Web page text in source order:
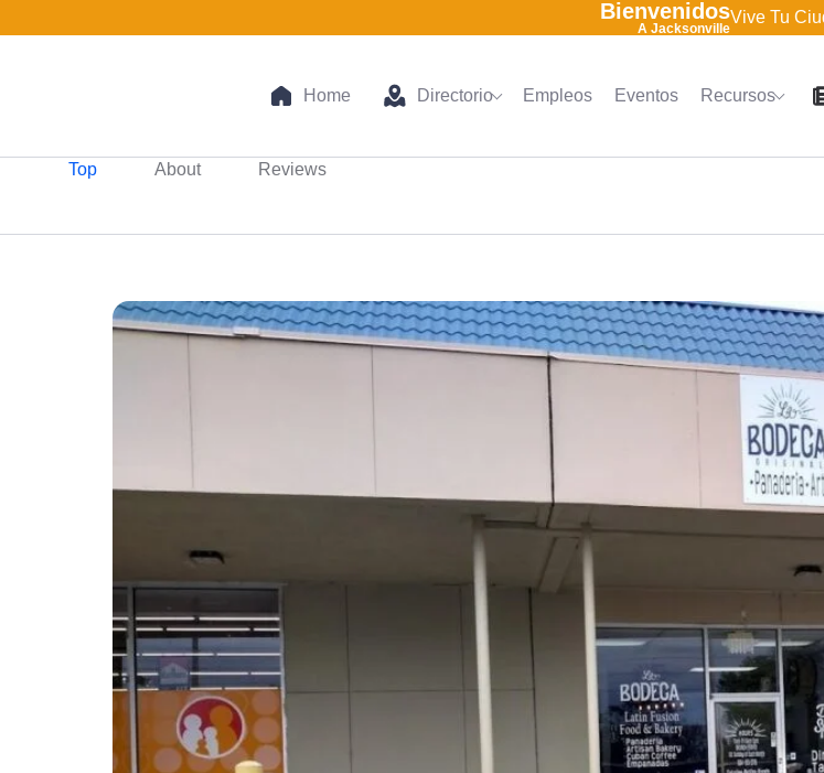
Bienvenidos
A Jacksonville
Vive Tu
Home Directorio Empleos Eventos Recursos
Top About Reviews